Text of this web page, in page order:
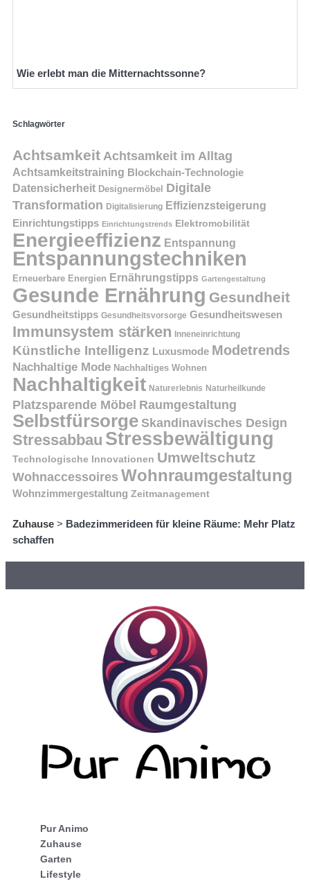
Wie erlebt man die Mitternachtssonne?
Schlagwörter
AchtsamkeitAchtsamkeit im Alltag
Achtsamkeitstraining Blockchain-Technologie
Datensicherheit Designermöbel
Digitale
Transformation Digitalisierung Effizienzsteigerung
Einrichtungstipps Einrichtungstrends Elektromobilität
Energieeffizienz Entspannung
Entspannungstechniken
Erneuerbare Energien Ernährungstipps Gartengestaltung
Gesunde Ernährung Gesundheit
Gesundheitstipps Gesundheitsvorsorge Gesundheitswesen
Immunsystem stärken Inneneinrichtung
Künstliche Intelligenz Luxusmode Modetrends
Nachhaltige Mode Nachhaltiges Wohnen
Nachhaltigkeit Naturerlebnis Naturheilkunde
Platzsparende Möbel Raumgestaltung
Selbstfürsorge Skandinavisches Design
Stressabbau Stressbewältigung
Technologische Innovationen Umweltschutz
Wohnaccessoires Wohnraumgestaltung
Wohnzimmergestaltung Zeitmanagement
Zuhause > Badezimmerideen für kleine Räume: Mehr Platz
schaffen
Pur Animo
Zuhause
Garten
Lifestyle